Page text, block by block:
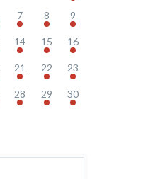
7 8 9
14 15 16
21 22 23
28 29 30